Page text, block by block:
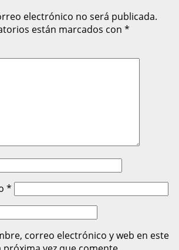
electrónico no será publicada.
están marcados con *
*
correo electrónico y web en este